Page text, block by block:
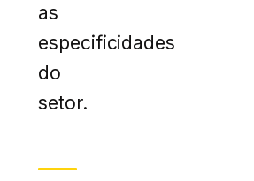
as
especificidades
do
setor.